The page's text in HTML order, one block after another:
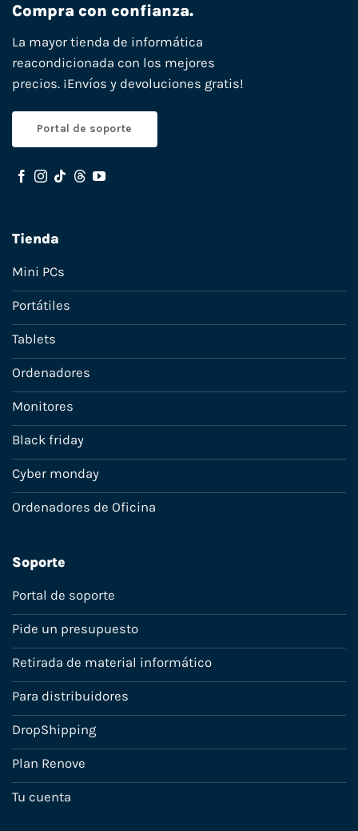
Compra con confianza.
La mayor tienda de informática
reacondicionada con los mejores
precios. ¡Envíos y devoluciones gratis!
Portal de soporte
Tienda
Mini PCs
Portátiles
Tablets
Ordenadores
Monitores
Black friday
Cyber monday
Ordenadores de Oficina
Soporte
Portal de soporte
Pide un presupuesto
Retirada de material informático
Para distribuidores
DropShipping
Plan Renove
Tu cuenta